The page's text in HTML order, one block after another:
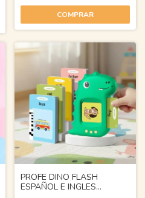
COMPRAR
PROFE DINO FLASH
ESPAÑOL E INGLES